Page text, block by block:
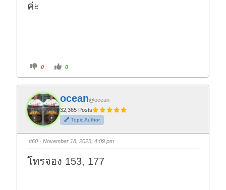
ค่ะ
C
i
f
o
r
t
h
u
m
b
d
o
n
.
0
C
i
o
t
h
u
m
b
u
p
0
ocean@ocean
32,365 Posts
Topic Author
#60 · November 18, 2025, 4:09 pm
โทรจอง 153, 177